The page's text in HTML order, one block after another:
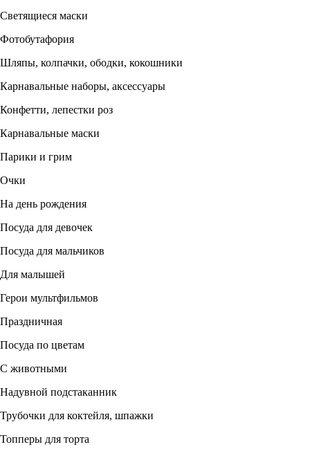
Светящиеся маски
Фотобутафория
Шляпы, колпачки, ободки, кокошники
Карнавальные наборы, аксессуары
Конфетти, лепестки роз
Карнавальные маски
Парики и грим
Очки
На день рождения
Посуда для девочек
Посуда для мальчиков
Для малышей
Герои мультфильмов
Праздничная
Посуда по цветам
С животными
Надувной подстаканник
Трубочки для коктейля, шпажки
Топперы для торта